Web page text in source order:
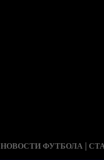
НОВОСТИ ФУТБОЛА |